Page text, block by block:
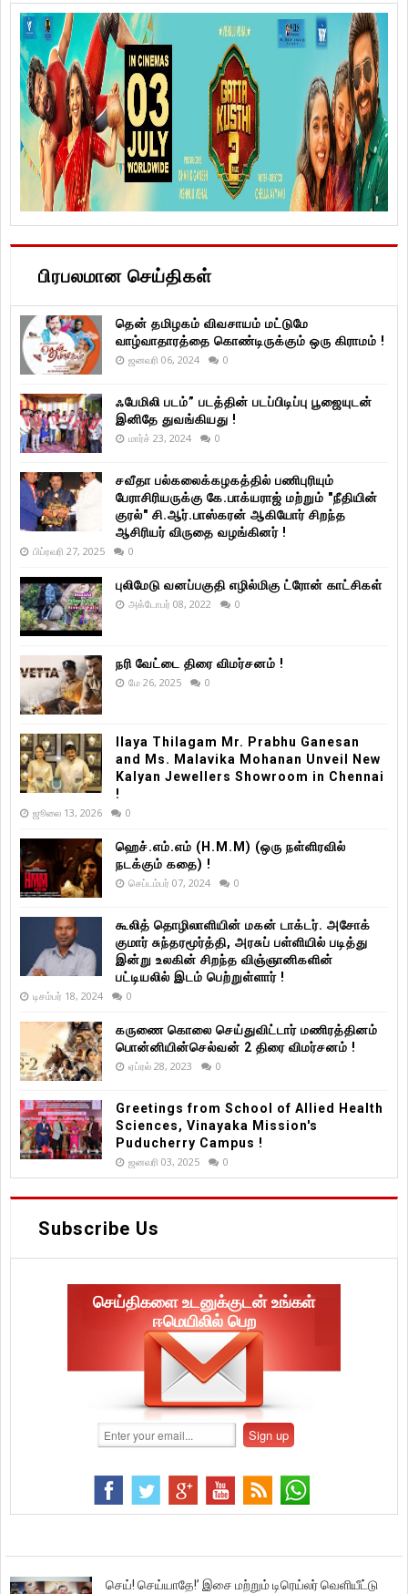
பிரபலமான செய்திகள்
தென் தமிழகம் விவசாயம் மட்டுமே
வாழ்வாதாரத்தை கொண்டிருக்கும் ஒரு கிராமம் !
ஜனவரி 06, 2024 0
ஃபேமிலி படம்” படத்தின் படப்பிடிப்பு பூஜையுடன்
இனிதே துவங்கியது !
மார்ச் 23, 2024 0
சவீதா பல்கலைக்கழகத்தில் பணிபுரியும்
பேராசிரியருக்கு கே.பாக்யராஜ் மற்றும் "நீதியின்
குரல்" சி.ஆர்.பாஸ்கரன் ஆகியோர் சிறந்த
ஆசிரியர் விருதை வழங்கினர் !
பிப்ரவரி 27, 2025 0
புலிமேடு வனப்பகுதி எழில்மிகு ட்ரோன் காட்சிகள்
அக்டோபர் 08, 2022 0
நரி வேட்டை திரை விமர்சனம் !
மே 26, 2025 0
Ilaya Thilagam Mr. Prabhu Ganesan
and Ms. Malavika Mohanan Unveil New
Kalyan Jewellers Showroom in Chennai
!
ஜூலை 13, 2026 0
ஹெச்.எம்.எம் (H.M.M) (ஒரு நள்ளிரவில்
நடக்கும் கதை) !
செப்டம்பர் 07, 2024 0
கூலித் தொழிலாளியின் மகன் டாக்டர். அசோக்
குமார் சுந்தரமூர்த்தி, அரசுப் பள்ளியில் படித்து
இன்று உலகின் சிறந்த விஞ்ஞானிகளின்
பட்டியலில் இடம் பெற்றுள்ளார் !
டிசம்பர் 18, 2024 0
கருணை கொலை செய்துவிட்டார் மணிரத்தினம்
பொன்னியின்செல்வன் 2 திரை விமர்சனம் !
ஏப்ரல் 28, 2023 0
Greetings from School of Allied Health
Sciences, Vinayaka Mission's
Puducherry Campus !
ஜனவரி 03, 2025 0
Subscribe Us
செய்திகளை உடனுக்குடன் உங்கள்
ஈமெயிலில் பெற
செய்! செய்யாதே!’ இசை மற்றும் டிரெய்லர் வெளியீட்டு